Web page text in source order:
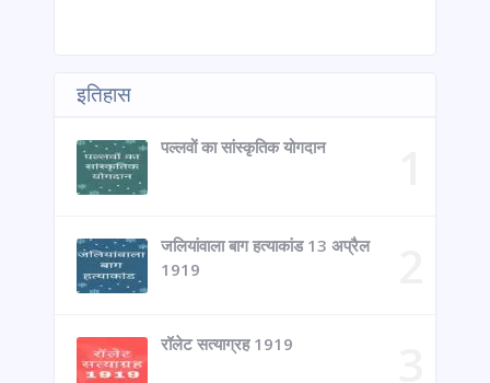
इतिहास
पल्लवों का सांस्कृतिक योगदान
जलियांवाला बाग हत्याकांड 13 अप्रैल
1919
रॉलेट सत्याग्रह 1919